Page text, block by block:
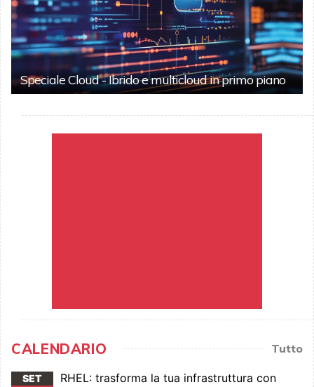
Speciale Cloud - Ibrido e multicloud in primo piano
CALENDARIO Tutto
SET
RHEL: trasforma la tua infrastruttura con